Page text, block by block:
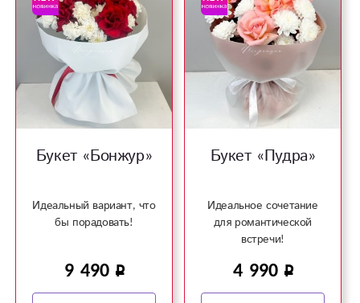
Букет «Бонжур»
Идеальный вариант, что
бы порадовать!
9 490
Букет «Пудра»
Идеальное сочетание
для романтической
встречи!
4 990